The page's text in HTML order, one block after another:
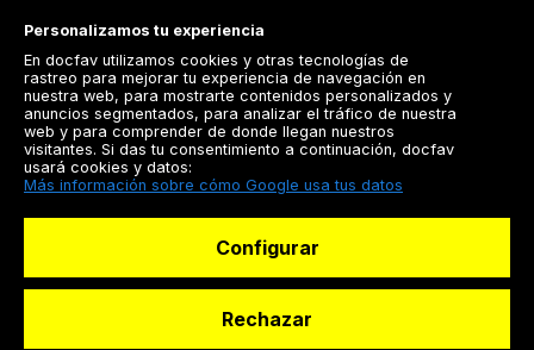
Registrarse
Docfav
Personalizamos tu experiencia
En docfav utilizamos cookies y otras tecnologías de
rastreo para mejorar tu experiencia de navegación en
nuestra web, para mostrarte contenidos personalizados y
anuncios segmentados, para analizar el tráfico de nuestra
web y para comprender de donde llegan nuestros
visitantes. Si das tu consentimiento a continuación, docfav
usará cookies y datos:
Más información sobre cómo Google usa tus datos
Configurar
Rechazar